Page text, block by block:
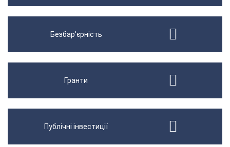
Безбар'єрність
Гранти
Публічні інвестиції